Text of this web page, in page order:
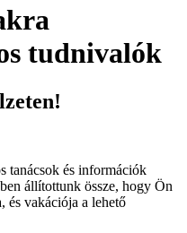
tudnivalók
tanácsok és információk
állítottunk össze, hogy Ön
és vakációja a lehető